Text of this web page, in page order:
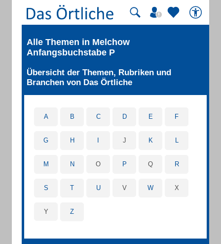
Alle Themen in Melchow
Anfangsbuchstabe P
Übersicht der Themen, Rubriken und
Branchen von Das Örtliche
A B C D E F
G H J K L
M N O P Q R
S T U V W X
Y Z